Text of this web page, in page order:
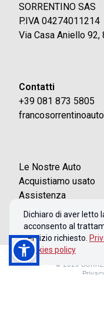
SORRENTINO SAS
P.IVA 04274011214
Via Casa Aniello
Contatti
+39 081 873 5805
Le Nostre Auto
Acquistiamo usato
Assistenza
Contatti
Dichiaro di aver letto
acconsento al
servizio richiesto.
Cookies policy
© 2026